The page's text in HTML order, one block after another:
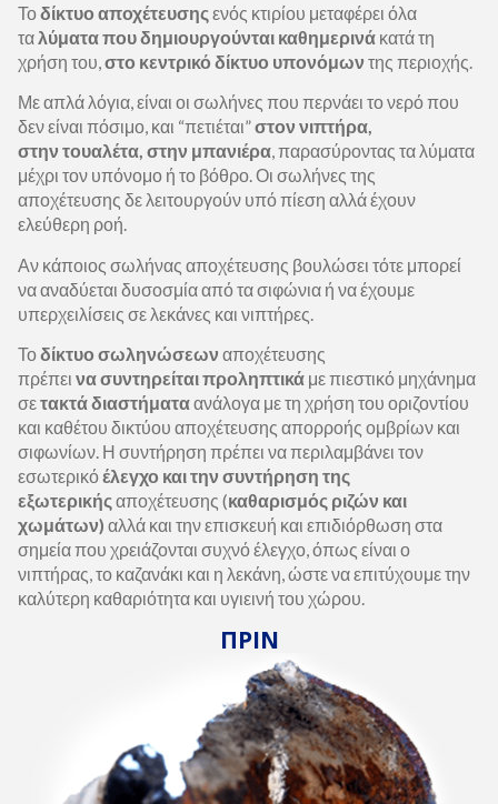
Τοδίκτυο αποχέτευσης ενός κτιρίου μεταφέρει όλα
ταλύματα που δημιουργούνται καθημερινά κατά τη
χρήση του,στο κεντρικό δίκτυο υπονόμων της περιοχής.
Με απλά λόγια, είναι οι σωλήνες που περνάει το νερό που
δεν είναι πόσιμο, και “πετιέται”στον νιπτήρα,
στην τουαλέτα, στην μπανιέρα, παρασύροντας τα λύματα
μέχρι τον υπόνομο ή το βόθρο. Οι σωλήνες της
αποχέτευσης δε λειτουργούν υπό πίεση αλλά έχουν
ελεύθερη ροή.
Αν κάποιος σωλήνας αποχέτευσης βουλώσει τότε μπορεί
να αναδύεται δυσοσμία από τα σιφώνια ή να έχουμε
υπερχειλίσεις σε λεκάνες και νιπτήρες.
Τοδίκτυο σωληνώσεων αποχέτευσης
πρέπει να συντηρείται προληπτικά με πιεστικό μηχάνημα
σετακτά διαστήματαανάλογα με τη χρήση του οριζοντίου
και καθέτου δικτύου αποχέτευσης απορροής ομβρίων και
σιφωνίων. Η συντήρηση πρέπει να περιλαμβάνει τον
εσωτερικόέλεγχο και την συντήρηση της
εξωτερικής αποχέτευσης (καθαρισμός ριζών και
χωμάτων) αλλά και την επισκευή και επιδιόρθωση στα
σημεία που χρειάζονται συχνό έλεγχο, όπως είναι ο
νιπτήρας, το καζανάκι και η λεκάνη, ώστε να επιτύχουμε την
καλύτερη καθαριότητα και υγιεινή του χώρου.
ΠΡΙΝ